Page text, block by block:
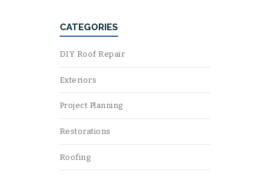
CATEGORIES
DIY Roof Repair
Exteriors
Project Planning
Restorations
Roofing